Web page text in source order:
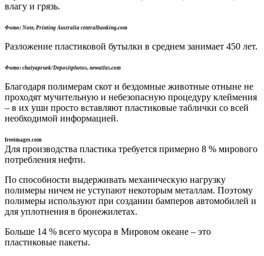
влагу и грязь.
Фото: Note, Printing Australia centralbanking.com
Разложение пластиковой бутылки в среднем занимает 450 лет.
Фото: chaiyapruek/Depositphotos, newatlas.com
Благодаря полимерам скот и бездомные животные отныне не
проходят мучительную и небезопасную процедуру клеймения
– в их уши просто вставляют пластиковые таблички со всей
необходимой информацией.
freeimages.com
Для производства пластика требуется примерно 8 % мирового
потребления нефти.
По способности выдерживать механическую нагрузку
полимеры ничем не уступают некоторым металлам. Поэтому
полимеры используют при создании бамперов автомобилей и
для уплотнения в бронежилетах.
Больше 14 % всего мусора в Мировом океане – это
пластиковые пакеты.